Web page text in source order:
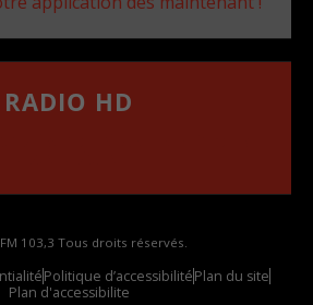
RADIO HD
103,3 Tous droits réservés.
Politique d’accessibilitéPlan du site
Plan d'accessibilite